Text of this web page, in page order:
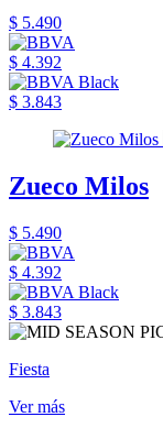
$ 5.490
$ 4.392
$ 3.843
Zueco Milos
$ 5.490
$ 4.392
$ 3.843
Fiesta
Ver más